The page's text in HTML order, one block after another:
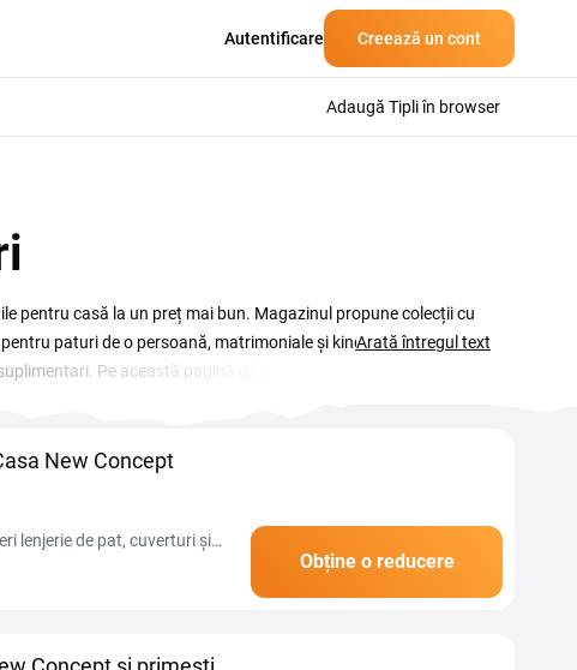
Autentificare Creează un cont
Adaugă Tipli în browser
pentru casă la un preț mai bun. Magazinul propune colecții cu
paturi de o persoană, matrimoniale și king size. Voucherele
Pe această pagină găsești promoțiile curente,
Arată întregul text
New Concept
lenjerie de pat, cuverturi și
Obține o reducere